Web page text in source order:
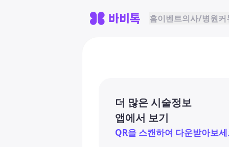
홈이벤트의사/병원커
더 많은 시술정보
앱에서 보기
QR을 스캔하여 다운받아보세